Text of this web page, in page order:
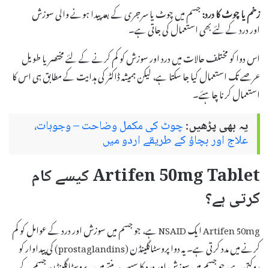
زخم یا چوٹ کا درد:جسم میں چوٹ یا سرجری کے بعد پیدا ہونے والی سوزش
اور درد کے لئے بھی استعمال کی جاتی ہے۔
اس دوا کو مختلف حالات میں درد اور سوزش کو کم کرنے کے لئے مختصر یا طویل
عرصے تک استعمال کیا جا سکتا ہے، لیکن ہمیشہ ڈاکٹر کی ہدایت کے مطابق ہی اس کا
استعمال کرنا چاہئے۔
یہ بھی پڑھیں:چوٹ کی مکمل وضاحت – وجوہات،
علاج اور بچاؤ کے طریقے اردو میں
Artifen 50mg Tablet کیسے کام
کرتی ہے؟
Artifen 50mg ایک NSAID ہے، جو جسم میں سوزش اور درد کے عوامل کو کم
کرنے میں مدد کرتی ہے۔ یہ دوا پروسٹاگلینڈن (prostaglandins) کی پیداوار کو